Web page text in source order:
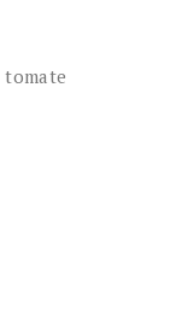
tomate